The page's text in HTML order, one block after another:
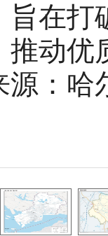
旨在打
推动优
源：哈